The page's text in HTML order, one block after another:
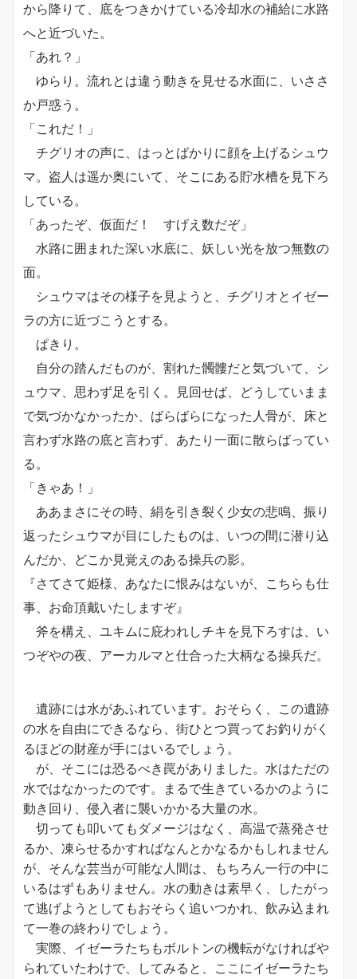
から降りて、底をつきかけている冷却水の補給に水路
へと近づいた。
「あれ？」
ゆらり。流れとは違う動きを見せる水面に、いささ
か戸惑う。
「これだ！」
チグリオの声に、はっとばかりに顔を上げるシュウ
マ。盗人は遥か奥にいて、そこにある貯水槽を見下ろ
している。
「あったぞ、仮面だ！ すげえ数だぞ」
水路に囲まれた深い水底に、妖しい光を放つ無数の
面。
シュウマはその様子を見ようと、チグリオとイゼー
ラの方に近づこうとする。
ぱきり。
自分の踏んだものが、割れた髑髏だと気づいて、シ
ュウマ、思わず足を引く。見回せば、どうしていまま
で気づかなかったか、ばらばらになった人骨が、床と
言わず水路の底と言わず、あたり一面に散らばってい
る。
「きゃあ！」
ああまさにその時、絹を引き裂く少女の悲鳴、振り
返ったシュウマが目にしたものは、いつの間に潜り込
んだか、どこか見覚えのある操兵の影。
『さてさて姫様、あなたに恨みはないが、こちらも仕
事、お命頂戴いたしますぞ』
斧を構え、ユキムに庇われしチキを見下ろすは、い
つぞやの夜、アーカルマと仕合った大柄なる操兵だ。
遺跡には水があふれています。おそらく、この遺跡
の水を自由にできるなら、街ひとつ買ってお釣りがく
るほどの財産が手にはいるでしょう。
が、そこには恐るべき罠がありました。水はただの
水ではなかったのです。まるで生きているかのように
動き回り、侵入者に襲いかかる大量の水。
切っても叩いてもダメージはなく、高温で蒸発させ
るか、凍らせるかすればなんとかなるかもしれません
が、そんな芸当が可能な人間は、もちろん一行の中に
いるはずもありません。水の動きは素早く、したがっ
て逃げようとしてもおそらく追いつかれ、飲み込まれ
て一巻の終わりでしょう。
実際、イゼーラたちもボルトンの機転がなければや
られていたわけで、してみると、ここにイゼーラたち